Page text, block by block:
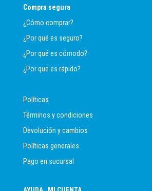
Compra segura
¿Cómo comprar?
¿Por qué es seguro?
¿Por qué es cómodo?
¿Por qué es rápido?
Políticas
Términos y condiciones
Devolución y cambios
Políticas generales
Pago en sucursal